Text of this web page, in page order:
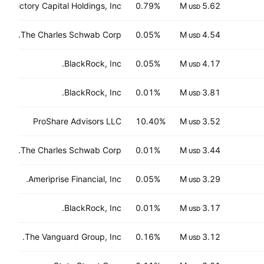
5.62 M
USD
0.79%
Victory Capital Holdings, Inc.
4.54 M
USD
0.05%
The Charles Schwab Corp.
4.17 M
USD
0.05%
BlackRock, Inc.
3.81 M
USD
0.01%
BlackRock, Inc.
3.52 M
USD
10.40%
ProShare Advisors LLC
3.44 M
USD
0.01%
The Charles Schwab Corp.
3.29 M
USD
0.05%
Ameriprise Financial, Inc.
3.17 M
USD
0.01%
BlackRock, Inc.
3.12 M
USD
0.16%
The Vanguard Group, Inc.